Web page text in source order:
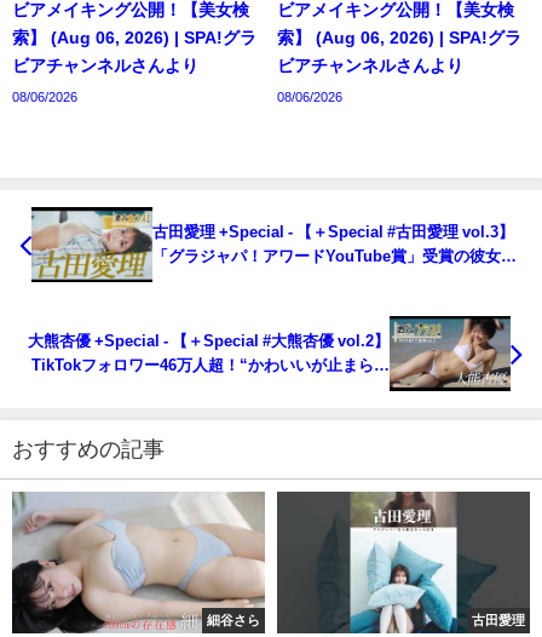
ビアメイキング公開！【美女検
索】 (Aug 06, 2026) | SPA!グラ
ビアチャンネルさんより
08/06/2026
ビアメイキング公開！【美女検
索】 (Aug 06, 2026) | SPA!グラ
ビアチャンネルさんより
08/06/2026
古田愛理 +Special - 【＋Special #古田愛理 vol.3】
「グラジャパ！アワードYouTube賞」受賞の彼女が
Channel【集英社 週刊プレイボーイ公式】さんより
大熊杏優 +Special - 【＋Special #大熊杏優 vol.2】
TikTokフォロワー46万人超！“かわいいが止まらな
日） | 週プレChannel【集英社 週刊プレイボーイ公
おすすめの記事
細谷さら 古田愛理